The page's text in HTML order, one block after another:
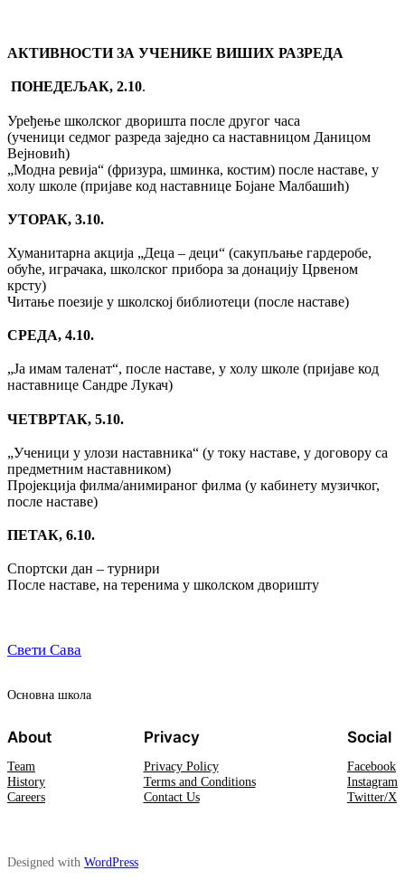
АКТИВНОСТИ ЗА УЧЕНИКЕ ВИШИХ РАЗРЕДА
ПОНЕДЕЉАК, 2.10.
Уређење школског дворишта после другог часа
(ученици седмог разреда заједно са наставницом Даницом
Вејновић)
„Модна ревија“ (фризура, шминка, костим) после наставе, у
холу школе (пријаве код наставнице Бојане Малбашић)
УТОРАК, 3.10.
Хуманитарна акција „Деца – деци“ (сакупљање гардеробе,
обуће, играчака, школског прибора за донацију Црвеном
крсту)
Читање поезије у школској библиотеци (после наставе)
СРЕДА, 4.10.
„Ја имам таленат“, после наставе, у холу школе (пријаве код
наставнице Сандре Лукач)
ЧЕТВРТАК, 5.10.
„Ученици у улози наставника“ (у току наставе, у договору са
предметним наставником)
Пројекција филма/анимираног филма (у кабинету музичког,
после наставе)
ПЕТАК, 6.10.
Спортски дан – турнири
После наставе, на теренима у школском дворишту
Свети Сава
Oсновна школа
About
Team
History
Careers
Privacy
Privacy Policy
Terms and Conditions
Contact Us
Social
Facebook
Instagram
Twitter/X
Designed with WordPress